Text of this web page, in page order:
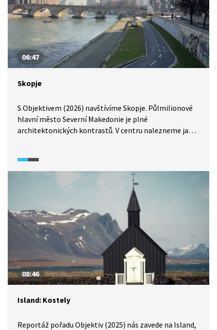
06:47
Skopje
S Objektivem (2026) navštívíme Skopje. Půlmilionové
hlavní město Severní Makedonie je plné
architektonických kontrastů. V centru nalezneme jak
osmanské říše.
08:46
Island: Kostely
Reportáž pořadu Objektiv (2025) nás zavede na Island,